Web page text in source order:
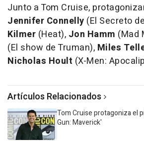
Junto a Tom Cruise,
Jennifer Connelly (El Secreto
Kilmer (Heat), Jon Hamm (Mad
(El show de Truman), Miles
Nicholas Hoult (X-Men:
Artículos Relacionados
Tom Cruise protagoniza el
Gun: Maverick'